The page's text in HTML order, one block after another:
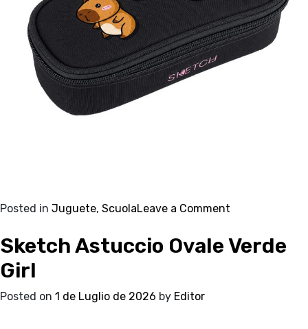
Posted in Juguete, ScuolaLeave a Comment
Astuccio
Ovale
Sketch Astuccio Ovale Verde
Girl
Posted on 1 de Luglio de 2026 by Editor